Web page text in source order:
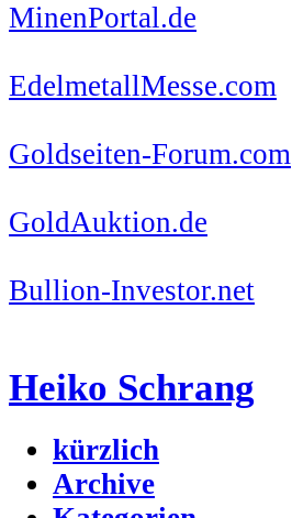
MinenPortal.de
EdelmetallMesse.com
Goldseiten-Forum.com
GoldAuktion.de
Bullion-Investor.net
Heiko Schrang
kürzlich
Archive